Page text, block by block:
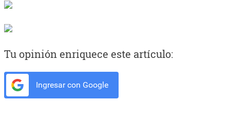
Tu opinión enriquece este artículo:
Ingresar con Google